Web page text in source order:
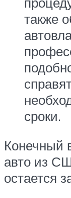
также
сроки.
Конечный
авто из
остается